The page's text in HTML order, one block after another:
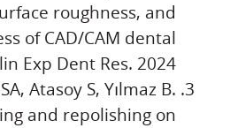
roughness, and
of CAD/CAM dental
Exp Dent Res. 2024.
Atasoy S, Yılmaz B.
and repolishing on